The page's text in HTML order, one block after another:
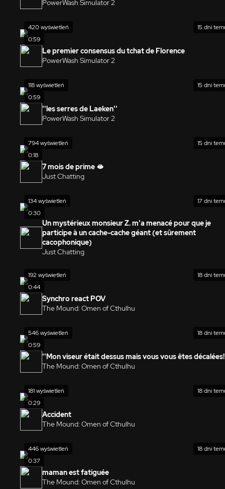
PowerWash Simulator 2
0:59
420 wyświetleń 15 dni
Le premier consensus du tchat de Florence
PowerWash Simulator 2
0:59
118 wyświetleń 15 dni
''les serres de Laeken''
PowerWash Simulator 2
0:18
794 wyświetleń 15 dni
7 mois de prime 🫦
Just Chatting
0:30
134 wyświetleń 17 dni
Un mystérieux monsieur Z. m'a menacé pour que je
participe à un cache-cache géant (et sûrement
cacophonique)
Just Chatting
0:44
192 wyświetleń 18 dni
Synchro react POV
The Mound: Omen of Cthulhu
0:59
546 wyświetleń 18 dni
''Mon viseur était dessus mais vous vous êtes
The Mound: Omen of Cthulhu
0:29
181 wyświetleń 18 dni
Accident
The Mound: Omen of Cthulhu
0:37
446 wyświetleń 18 dni
maman est fatiguée
The Mound: Omen of Cthulhu